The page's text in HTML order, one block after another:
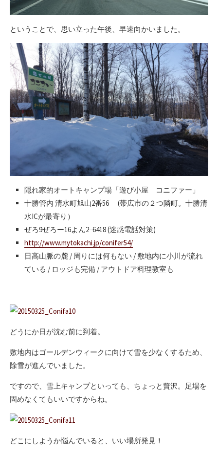
ということで、思い立った午後、早速向かいました。
隠れ家的オートキャンプ場「遊び小屋 コニファー」
十勝管内 清水町旭山2番56 (帯広市の２つ隣町。十勝清
水ICが最寄り）
ぜろ9ぜろー16よん2−6418 (迷惑電話対策)
http://www.mytokachi.jp/conifer54/
日高山脈の麓 / 周りには何もない / 敷地内に小川が流れ
ている / ロッジも完備 / アウトドア料理教室も
どうにか日が沈む前に到着。
敷地内はゴールデンウィークに向けて雪を少なくするため、
除雪が進んでいました。
ですので、雪上キャンプといっても、ちょっと贅沢。足場を
固めなくてもいいですからね。
どこにしようか悩んでいると、いい場所発見！